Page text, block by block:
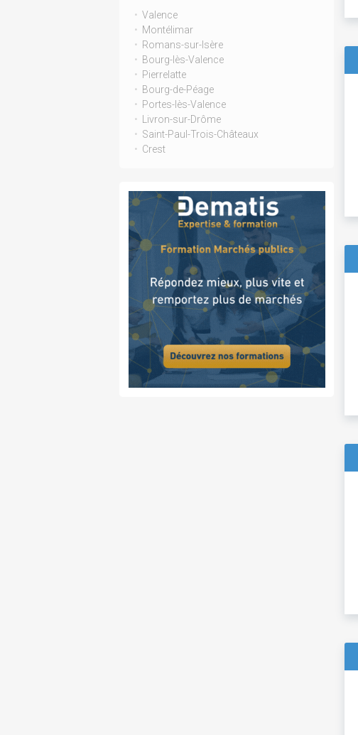
Valence
Montélimar
Romans-sur-Isère
Bourg-lès-Valence
Pierrelatte
Bourg-de-Péage
Portes-lès-Valence
Livron-sur-Drôme
Saint-Paul-Trois-Châteaux
Crest